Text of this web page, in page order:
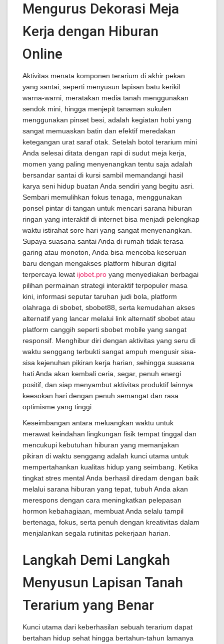
Mengurus Dekorasi Meja
Kerja dengan Hiburan
Online
Aktivitas menata komponen terarium di akhir pekan
yang santai, seperti menyusun lapisan batu kerikil
warna-warni, meratakan media tanah menggunakan
sendok mini, hingga menjepit tanaman sukulen
menggunakan pinset besi, adalah kegiatan hobi yang
sangat memuaskan batin dan efektif meredakan
ketegangan urat saraf otak. Setelah botol terarium mini
Anda selesai ditata dengan rapi di sudut meja kerja,
momen yang paling menyenangkan tentu saja adalah
bersandar santai di kursi sambil memandangi hasil
karya seni hidup buatan Anda sendiri yang begitu asri.
Sembari memulihkan fokus tenaga, menggunakan
ponsel pintar di tangan untuk mencari sarana hiburan
ringan yang interaktif di internet bisa menjadi pelengkap
waktu istirahat sore hari yang sangat menyenangkan.
Supaya suasana santai Anda di rumah tidak terasa
garing atau monoton, Anda bisa mencoba keseruan
baru dengan mengakses platform hiburan digital
terpercaya lewat ijobet.pro yang menyediakan berbagai
pilihan permainan strategi interaktif terpopuler masa
kini, informasi seputar taruhan judi bola, platform
olahraga di sbobet, sbobet88, serta kemudahan akses
alternatif yang lancar melalui link alternatif sbobet atau
platform canggih seperti sbobet mobile yang sangat
responsif. Menghibur diri dengan aktivitas yang seru di
waktu senggang terbukti sangat ampuh mengusir sisa-
sisa kejenuhan pikiran kerja harian, sehingga suasana
hati Anda akan kembali ceria, segar, penuh energi
positif, dan siap menyambut aktivitas produktif lainnya
keesokan hari dengan penuh semangat dan rasa
optimisme yang tinggi.
Keseimbangan antara meluangkan waktu untuk
merawat keindahan lingkungan fisik tempat tinggal dan
mencukupi kebutuhan hiburan yang memanjakan
pikiran di waktu senggang adalah kunci utama untuk
mempertahankan kualitas hidup yang seimbang. Ketika
tingkat stres mental Anda berhasil diredam dengan baik
melalui sarana hiburan yang tepat, tubuh Anda akan
merespons dengan cara meningkatkan pelepasan
hormon kebahagiaan, membuat Anda selalu tampil
bertenaga, fokus, serta penuh dengan kreativitas dalam
menjalankan segala rutinitas pekerjaan harian.
Langkah Demi Langkah
Menyusun Lapisan Tanah
Terarium yang Benar
Kunci utama dari keberhasilan sebuah terarium dapat
bertahan hidup sehat hingga bertahun-tahun lamanya